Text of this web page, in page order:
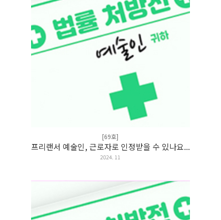
[69호]
프리랜서 예술인, 근로자로 인정받을 수 있나요...
2024. 11